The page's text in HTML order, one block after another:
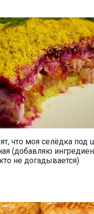
что моя селёдка под
(добавляю
не догадывается)